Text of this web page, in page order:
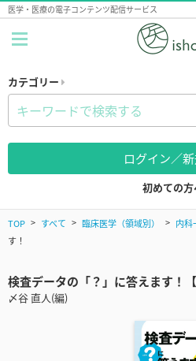
医学・医療の電子コンテンツ配信サービス
カテゴリー
ログイン／
初めての
TOP すべて 臨床医学（領域別） 内科
す！
検査データの「？」に答えます！【
〆谷 直人(編)